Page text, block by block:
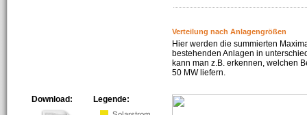
Verteilung nach Anlagengrößen
Hier werden die summierten
bestehenden Anlagen in
kann man z.B. erkennen, welchen
50 MW liefern.
Legende:
Download: